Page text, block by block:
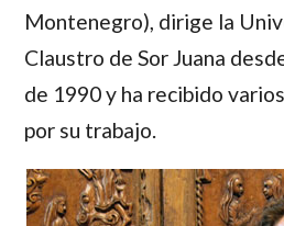
Montenegro), dirige la
Claustro de Sor Juana
de 1990 y ha recibido
por su trabajo.